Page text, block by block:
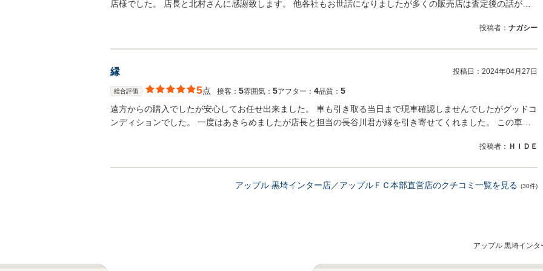
店様でした。 店長と北村さんに感謝致します。 他各社もお世話になりましたが多くの販売店は査定後の話が…
投稿者： ナガシー
縁 投稿日： 2024年04月27日
総合評価 5点 接客： 5雰囲気： 5アフター： 4品質： 5
遠方からの購入でしたが安心してお任せ出来ました。 車も引き取る当日まで現車確認しませんでしたがグッドコ
ンディションでした。 一度はあきらめましたが店長と担当の長谷川君が縁を引き寄せてくれました。 この車…
投稿者： ＨＩＤＥ
アップル 黒埼インター店／アップルＦＣ本部直営店のクチコミ一覧を見る (30件)
アップル 黒埼イン